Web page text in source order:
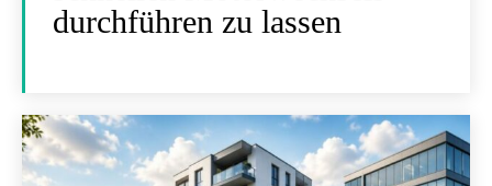
durchführen zu lassen